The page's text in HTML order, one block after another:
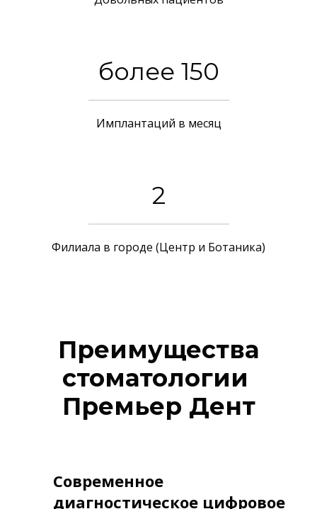
более 150
Имплантаций в месяц
2
Филиала в городе (Центр и Ботаника)
Преимущества
стоматологии
Премьер Дент
Современное
диагностическое цифровое